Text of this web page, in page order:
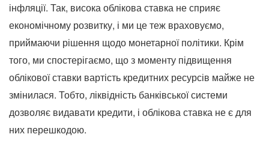
інфляції. Так, висока облікова ставка не сприяє
економічному розвитку, і ми це теж враховуємо,
приймаючи рішення щодо монетарної політики. Крім
того, ми спостерігаємо, що з моменту підвищення
облікової ставки вартість кредитних ресурсів майже не
змінилася. Тобто, ліквідність банківської системи
дозволяє видавати кредити, і облікова ставка не є для
них перешкодою.